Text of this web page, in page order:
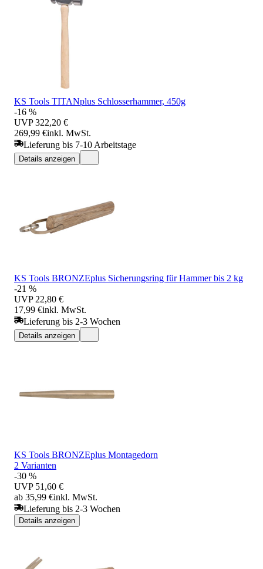
KS Tools TITANplus Schlosserhammer, 450g
-16 %
UVP 322,20 €
269,99 €inkl. MwSt.
Lieferung bis 7-10 Arbeitstage
Details anzeigen
KS Tools BRONZEplus Sicherungsring für Hammer bis 2 kg
-21 %
UVP 22,80 €
17,99 €inkl. MwSt.
Lieferung bis 2-3 Wochen
Details anzeigen
KS Tools BRONZEplus Montagedorn
2 Varianten
-30 %
UVP 51,60 €
ab 35,99 €inkl. MwSt.
Lieferung bis 2-3 Wochen
Details anzeigen